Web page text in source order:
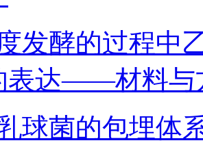
发酵的过程中
表达——材料与
球菌的包埋体